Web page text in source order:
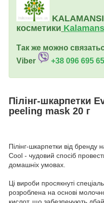
косметики
Так же можно
Viber
+38 096 695
Пілінг-шкарпетки
peeling mask 20 г
Пілінг-шкарпетки від бренду
Cool - чудовий спосіб
домашніх умовах.
Ці вироби просякнуті
розроблена на основі